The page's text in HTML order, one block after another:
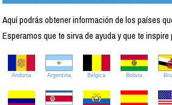
Aquí podrás obtener información de los países
Esperamos que te sirva de ayuda y que te
Andorra Argentina Bélgica Bolivia